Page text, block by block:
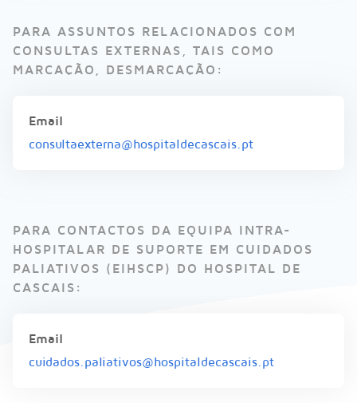
PARA ASSUNTOS RELACIONADOS COM
CONSULTAS EXTERNAS, TAIS COMO
MARCAÇÃO, DESMARCAÇÃO:
Email
consultaexterna@hospitaldecascais.pt
PARA CONTACTOS DA EQUIPA INTRA-
HOSPITALAR DE SUPORTE EM CUIDADOS
PALIATIVOS (EIHSCP)​ DO HOSPITAL DE
CASCAIS:​​
Email
cuidados.paliativos@hospitaldecascais.pt